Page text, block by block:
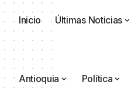
Inicio Últimas Noticias
Antioquia Política